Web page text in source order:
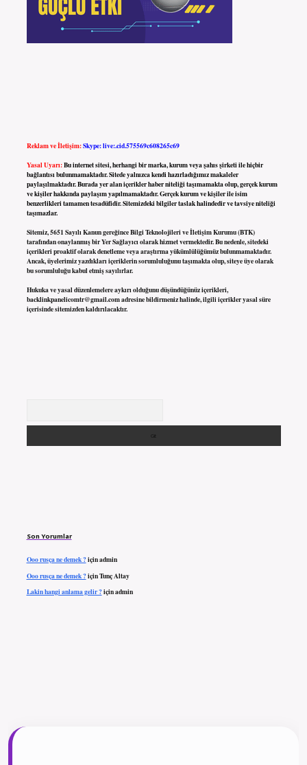
Reklam ve İletişim:Skype: live:.cid.575569c608265c69
Yasal Uyarı:Bu internet sitesi, herhangi bir marka, kurum veya şahıs şirketi ile hiçbir
bağlantısı bulunmamaktadır. Sitede yalnızca kendi hazırladığımız makaleler
paylaşılmaktadır. Burada yer alan içerikler haber niteliği taşımamakta olup, gerçek kurum
ve kişiler hakkında paylaşım yapılmamaktadır. Gerçek kurum ve kişiler ile isim
benzerlikleri tamamen tesadüfidir. Sitemizdeki bilgiler taslak halindedir ve tavsiye niteliği
taşımazlar.
Sitemiz, 5651 Sayılı Kanun gereğince Bilgi Teknolojileri ve İletişim Kurumu (BTK)
tarafından onaylanmış bir Yer Sağlayıcı olarak hizmet vermektedir. Bu nedenle, sitedeki
içerikleri proaktif olarak denetleme veya araştırma yükümlülüğümüz bulunmamaktadır.
Ancak, üyelerimiz yazdıkları içeriklerin sorumluluğunu taşımakta olup, siteye üye olarak
bu sorumluluğu kabul etmiş sayılırlar.
Hukuka ve yasal düzenlemelere aykırı olduğunu düşündüğünüz içerikleri,
backlinkpanelicomtr@gmail.comadresine bildirmeniz halinde, ilgili içerikler yasal süre
içerisinde sitemizden kaldırılacaktır.
Son Yorumlar
Ooo rusça ne demek ?içinadmin
Ooo rusça ne demek ?içinTunç Altay
Lakin hangi anlama gelir ?içinadmin